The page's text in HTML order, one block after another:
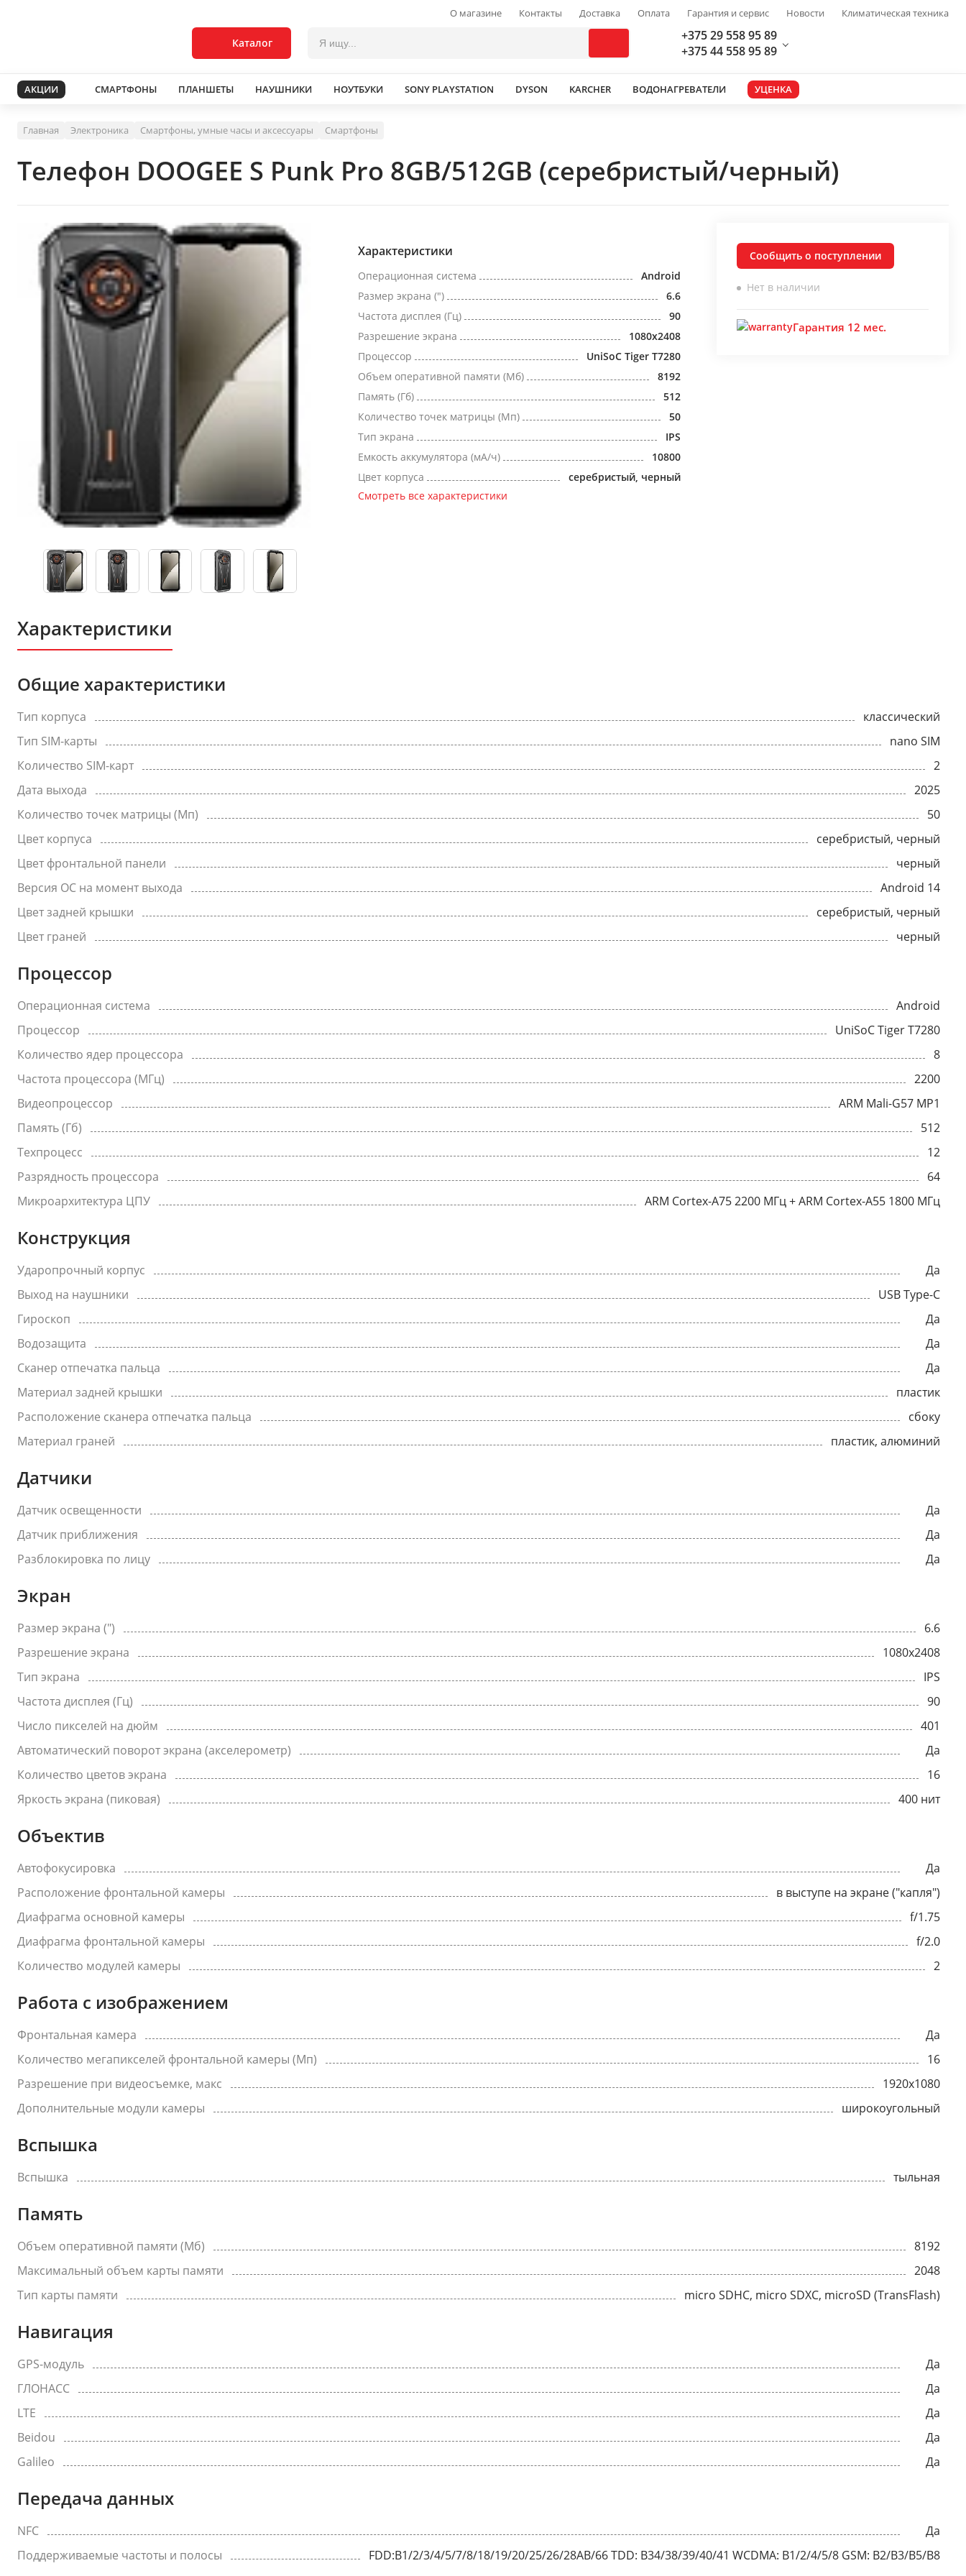
О магазине Контакты Доставка Оплата Гарантия и сервис Новости Климатическая техника
Каталог
+375 29 558 95 89
+375 44 558 95 89
АКЦИИ СМАРТФОНЫ ПЛАНШЕТЫ НАУШНИКИ НОУТБУКИ SONY PLAYSTATION DYSON KARCHER ВОДОНАГРЕВАТЕЛИ УЦЕНКА
Главная Электроника Смартфоны, умные часы и аксессуары Смартфоны
Телефон DOOGEE S Punk Pro 8GB/512GB (серебристый/черный)
Характеристики
Операционная система
Android
Размер экрана (")
6.6
Частота дисплея (Гц)
90
Разрешение экрана
1080x2408
Процессор
UniSoC Tiger T7280
Объем оперативной памяти (Мб)
8192
Память (Гб)
512
Количество точек матрицы (Мп)
50
Тип экрана
IPS
Емкость аккумулятора (мА/ч)
10800
Цвет корпуса
серебристый, черный
Смотреть все характеристики
Сообщить о поступлении
Нет в наличии
Гарантия 12 мес.
Характеристики
Общие характеристики
Тип корпуса
классический
Тип SIM-карты
nano SIM
Количество SIM-карт
2
Дата выхода
2025
Количество точек матрицы (Мп)
50
Цвет корпуса
серебристый, черный
Цвет фронтальной панели
черный
Версия ОС на момент выхода
Android 14
Цвет задней крышки
серебристый, черный
Цвет граней
черный
Процессор
Операционная система
Android
Процессор
UniSoC Tiger T7280
Количество ядер процессора
8
Частота процессора (МГц)
2200
Видеопроцессор
ARM Mali-G57 MP1
Память (Гб)
512
Техпроцесс
12
Разрядность процессора
64
Микроархитектура ЦПУ
ARM Cortex-A75 2200 МГц + ARM Cortex-A55 1800 МГц
Конструкция
Ударопрочный корпус
Да
Выход на наушники
USB Type-C
Гироскоп
Да
Водозащита
Да
Сканер отпечатка пальца
Да
Материал задней крышки
пластик
Расположение сканера отпечатка пальца
сбоку
Материал граней
пластик, алюминий
Датчики
Датчик освещенности
Да
Датчик приближения
Да
Разблокировка по лицу
Да
Экран
Размер экрана (")
6.6
Разрешение экрана
1080x2408
Тип экрана
IPS
Частота дисплея (Гц)
90
Число пикселей на дюйм
401
Автоматический поворот экрана (акселерометр)
Да
Количество цветов экрана
16
Яркость экрана (пиковая)
400 нит
Объектив
Автофокусировка
Да
Расположение фронтальной камеры
в выступе на экране ("капля")
Диафрагма основной камеры
f/1.75
Диафрагма фронтальной камеры
f/2.0
Количество модулей камеры
2
Работа с изображением
Фронтальная камера
Да
Количество мегапикселей фронтальной камеры (Мп)
16
Разрешение при видеосъемке, макс
1920x1080
Дополнительные модули камеры
широкоугольный
Вспышка
Вспышка тыльная
Память
Объем оперативной памяти (Мб)
8192
Максимальный объем карты памяти
2048
Тип карты памяти
micro SDHC, micro SDXC, microSD (TransFlash)
Навигация
GPS-модуль
Да
ГЛОНАСС
Да
LTE
Да
Beidou
Да
Galileo
Да
Передача данных
NFC
Да
Поддерживаемые частоты и полосы
FDD:B1/2/3/4/5/7/8/18/19/20/25/26/28AB/66 TDD: B34/38/39/40/41 WCDMA: B1/2/4/5/8 GSM: B2/B3/B5/B8